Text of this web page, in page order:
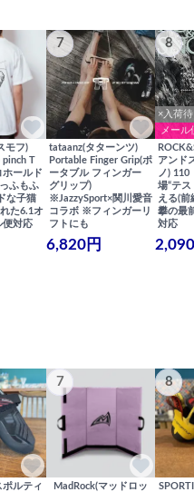
モフ)
pinch T
ールド
ふもふ
な子猫
た6.1オ
対応
7
tataanz(タターンツ)
Portable Finger Grip(ポ
ータブル フィンガー
グリップ)
※JazzySport×関川愛音
コラボ ※フィンガーリ
フトにも
6,820円
8
×入荷待
メール
アンド
ノ) 110
場“テス
える(
攀の最
対応
ポルティ
7
MadRock(マッドロッ
8